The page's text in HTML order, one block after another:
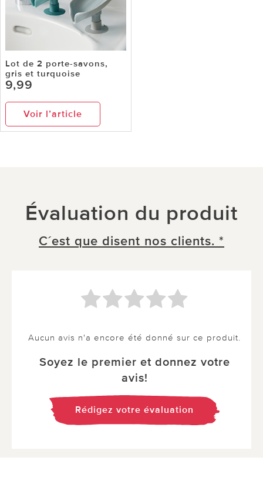
Lot de 2 porte-savons,
gris et turquoise
9,99
Voir l’article
Évaluation du produit
C´est que disent nos clients. *
Aucun avis n'a encore été donné sur ce produit.
Soyez le premier et donnez votre
avis!
Rédigez votre évaluation